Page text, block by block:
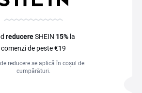
reducereSHEIN 15%la
comenzi de peste €19
reducere se aplică în coșul de
cumpărături.